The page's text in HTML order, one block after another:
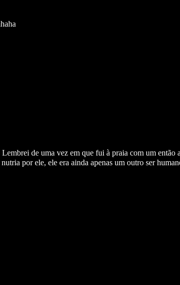
de uma vez em que fui à praia com um
por ele, ele era ainda apenas um outro ser